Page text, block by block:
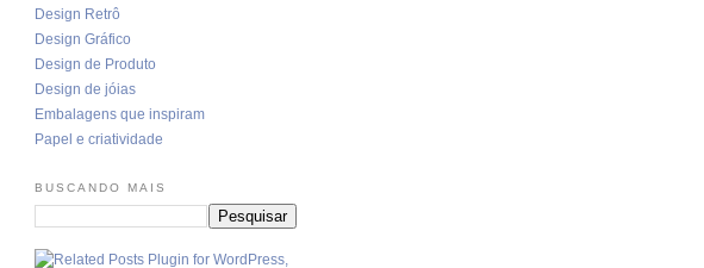
Design Retrô
Design Gráfico
Design de Produto
Design de jóias
Embalagens que inspiram
Papel e criatividade
BUSCANDO MAIS